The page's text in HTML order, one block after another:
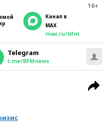
16+
Канал в
MAX
max.ru/bfm
Telegram
t.me/BFMnews